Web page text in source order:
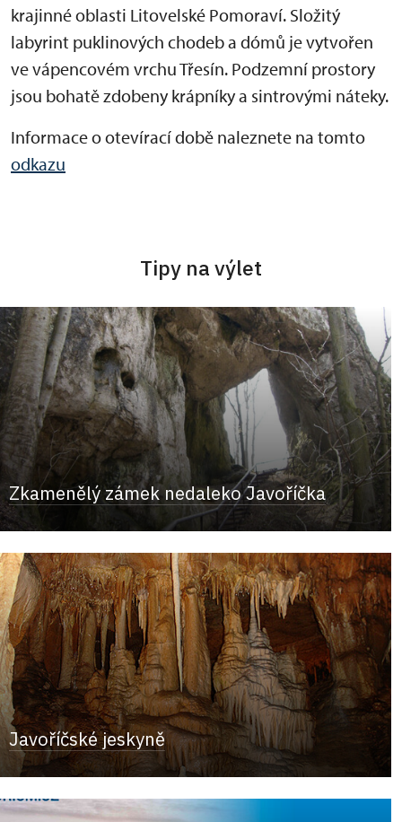
krajinné oblasti Litovelské Pomoraví. Složitý
labyrint puklinových chodeb a dómů je vytvořen
ve vápencovém vrchu Třesín. Podzemní prostory
jsou bohatě zdobeny krápníky a sintrovými náteky.
Informace o otevírací době naleznete na tomto
odkazu
Tipy na výlet
Zkamenělý zámek nedaleko Javoříčka
Javoříčské jeskyně